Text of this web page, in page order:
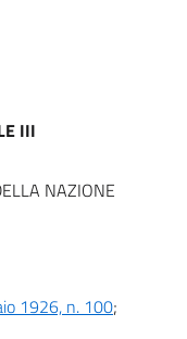
III
NAZIONE
1926, n. 100;